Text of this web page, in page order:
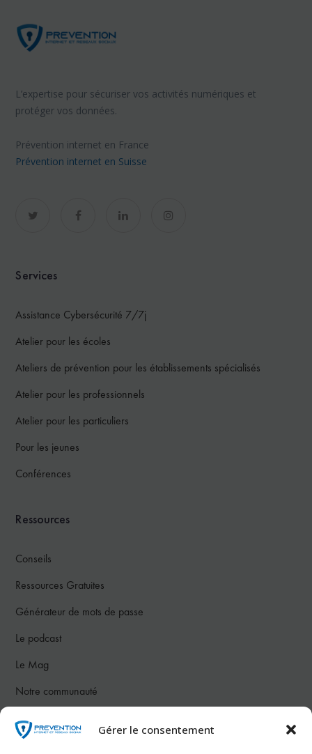
Gérer le consentement
L’expertise pour sécuriser vos activités numériques et
protéger vos données.
Prévention internet en France
Prévention internet en Suisse
Services
Assistance Cybersécurité 7/7j
Atelier pour les écoles
Ateliers de prévention pour les établissements spécialisés
Atelier pour les professionnels
Atelier pour les particuliers
Pour les jeunes
Conférences
Ressources
Conseils
Ressources Gratuites
Générateur de mots de passe
Le podcast
Le Mag
Notre communauté
Nous contacter